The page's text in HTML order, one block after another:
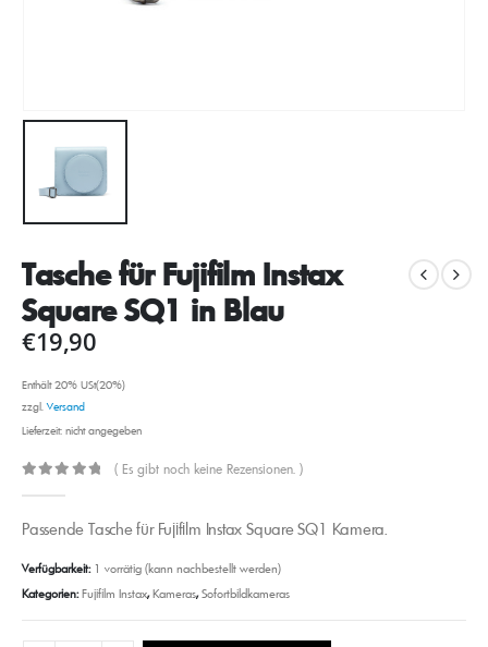
Tasche für Fujifilm Instax
Square SQ1 in Blau
€19,90
Enthält 20% USt(20%)
zzgl.Versand
Lieferzeit: nicht angegeben
( Es gibt noch keine Rezensionen. )
Passende Tasche für Fujifilm Instax Square SQ1 Kamera.
Verfügbarkeit: 1 vorrätig (kann nachbestellt werden)
Kategorien:Fujifilm Instax,Kameras,Sofortbildkameras